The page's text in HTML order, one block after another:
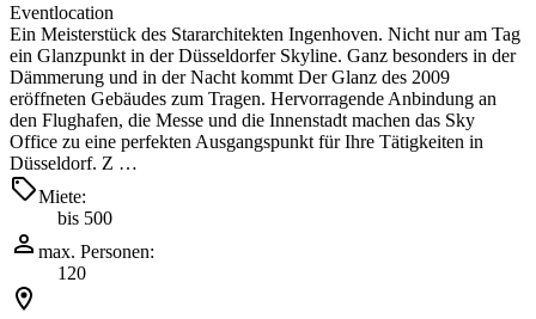
Eventlocation
Ein Meisterstück des Stararchitekten Ingenhoven. Nicht nur am Tag
ein Glanzpunkt in der Düsseldorfer Skyline. Ganz besonders in der
Dämmerung und in der Nacht kommt Der Glanz des 2009
eröffneten Gebäudes zum Tragen. Hervorragende Anbindung an
den Flughafen, die Messe und die Innenstadt machen das Sky
Office zu eine perfekten Ausgangspunkt für Ihre Tätigkeiten in
Düsseldorf. Z …
Miete:
bis 500
max. Personen:
120